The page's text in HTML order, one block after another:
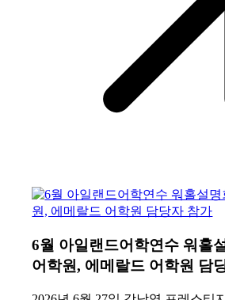
6월 아일랜드어학연수 워홀
어학원, 에메랄드 어학원 담